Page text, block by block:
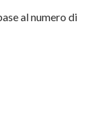
al numero di